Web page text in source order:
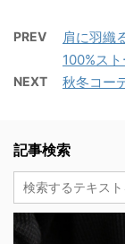
PREV
肩に羽織
100%スト
NEXT 秋冬コー
記事検索